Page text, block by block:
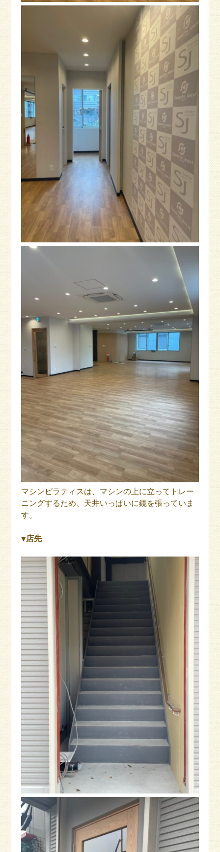
マシンピラティスは、マシンの上に立ってトレー
ニングするため、天井いっぱいに鏡を張っていま
す。
▼店先